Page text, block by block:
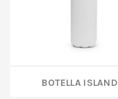
Botella ISLAND